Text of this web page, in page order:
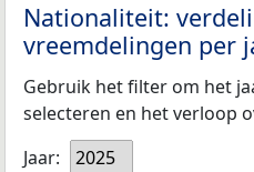
Nationaliteit:
vreemdelingen per
Gebruik het filter om het
selecteren en het verloop
Jaar:
2025